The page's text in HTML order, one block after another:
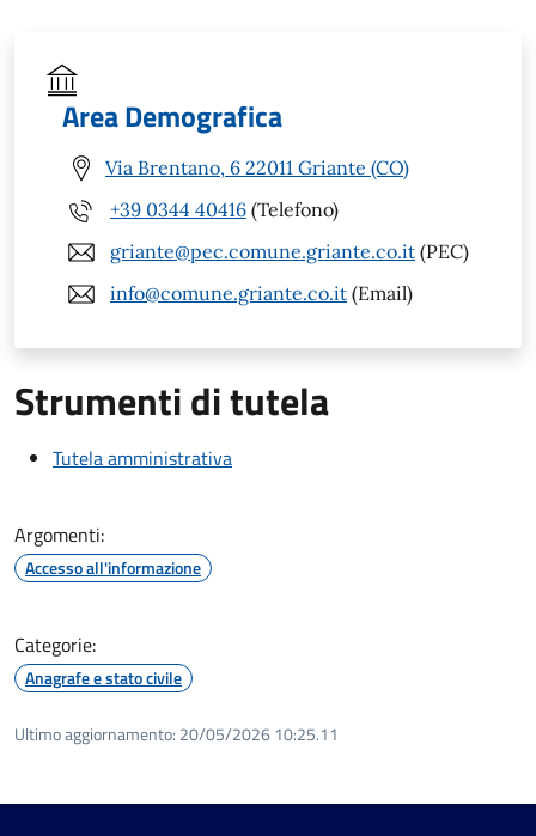
Area Demografica
Via Brentano, 6 22011 Griante (CO)
+39 0344 40416 (Telefono)
griante@pec.comune.griante.co.it (PEC)
info@comune.griante.co.it (Email)
Strumenti di tutela
Tutela amministrativa
Argomenti:
Accesso all'informazione
Categorie:
Anagrafe e stato civile
Ultimo aggiornamento: 20/05/2026 10:25.11